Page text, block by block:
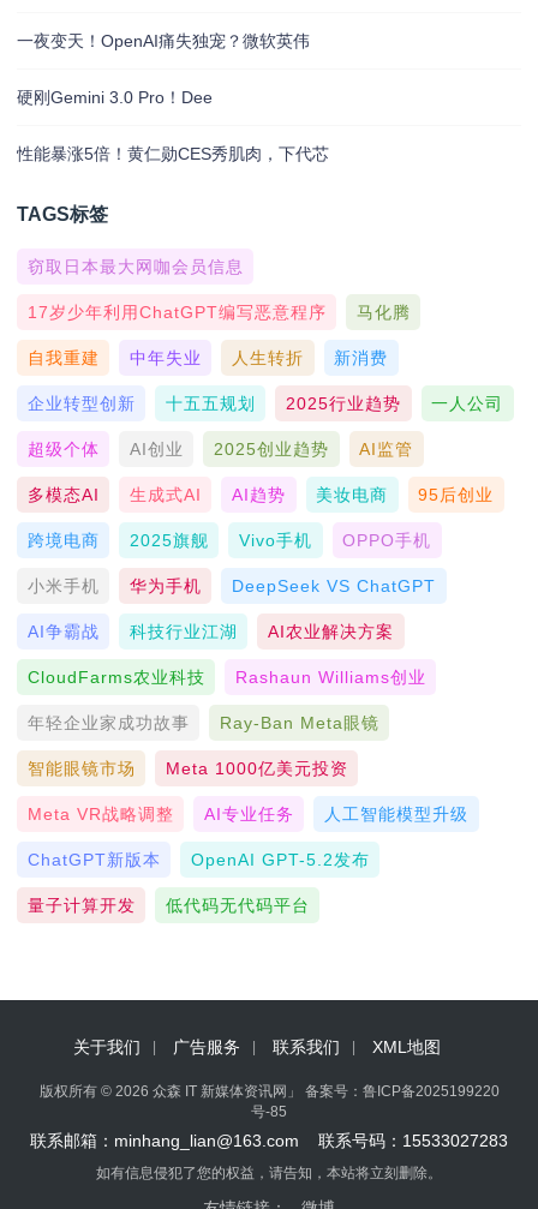
一夜变天！OpenAI痛失独宠？微软英伟
硬刚Gemini 3.0 Pro！Dee
性能暴涨5倍！黄仁勋CES秀肌肉，下代芯
TAGS标签
窃取日本最大网咖会员信息
17岁少年利用ChatGPT编写恶意程序 马化腾
自我重建 中年失业 人生转折 新消费
企业转型创新 十五五规划 2025行业趋势 一人公司
超级个体 AI创业 2025创业趋势 AI监管
多模态AI 生成式AI AI趋势 美妆电商 95后创业
跨境电商 2025旗舰 Vivo手机 OPPO手机
小米手机 华为手机 DeepSeek VS ChatGPT
AI争霸战 科技行业江湖 AI农业解决方案
CloudFarms农业科技 Rashaun Williams创业
年轻企业家成功故事 Ray-Ban Meta眼镜
智能眼镜市场 Meta 1000亿美元投资
Meta VR战略调整 AI专业任务 人工智能模型升级
ChatGPT新版本 OpenAI GPT-5.2发布
量子计算开发 低代码无代码平台
关于我们 广告服务 联系我们 XML地图
版权所有 © 2026 众森 IT 新媒体资讯网」 备案号： 鲁ICP备2025199220
号-85
联系邮箱：minhang_lian@163.com 联系号码：15533027283
如有信息侵犯了您的权益，请告知，本站将立刻删除。